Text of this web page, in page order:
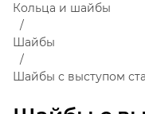
Кольца и шайбы
Шайбы
Шайбы с выступом